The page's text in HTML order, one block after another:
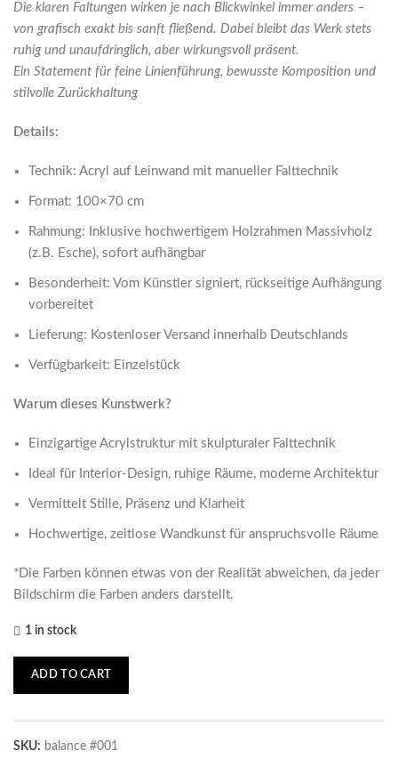
Die klaren Faltungen wirken je nach Blickwinkel immer anders –
von grafisch exakt bis sanft fließend. Dabei bleibt das Werk stets
ruhig und unaufdringlich, aber wirkungsvoll präsent.
Ein Statement für feine Linienführung, bewusste Komposition und
stilvolle Zurückhaltung
Details:
Technik: Acryl auf Leinwand mit manueller Falttechnik
Format: 100×70 cm
Rahmung: Inklusive hochwertigem Holzrahmen Massivholz
(z.B. Esche), sofort aufhängbar
Besonderheit: Vom Künstler signiert, rückseitige Aufhängung
vorbereitet
Lieferung: Kostenloser Versand innerhalb Deutschlands
Verfügbarkeit: Einzelstück
Warum dieses Kunstwerk?
Einzigartige Acrylstruktur mit skulpturaler Falttechnik
Ideal für Interior-Design, ruhige Räume, moderne Architektur
Vermittelt Stille, Präsenz und Klarheit
Hochwertige, zeitlose Wandkunst für anspruchsvolle Räume
*Die Farben können etwas von der Realität abweichen, da jeder
Bildschirm die Farben anders darstellt.
1 in stock
ADD TO CART
SKU: balance #001